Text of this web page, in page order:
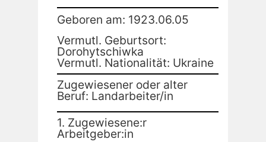
Geboren am: 1923.06.05
Vermutl. Geburtsort:
Dorohytschiwka
Vermutl. Nationalität: Ukraine
Zugewiesener oder alter
Beruf: Landarbeiter/in
1. Zugewiesene:r
Arbeitgeber:in